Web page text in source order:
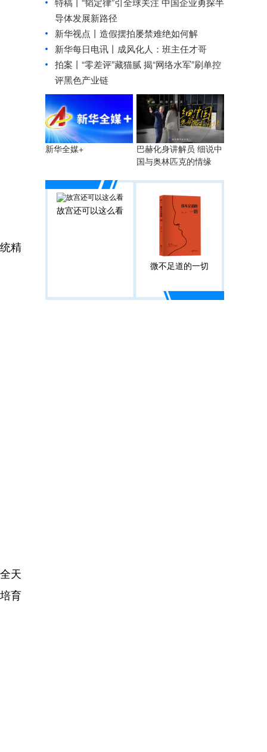
精
天
育
特稿丨“韬定律”引全球关注 中国企业勇探半
导体发展新路径
新华视点丨 造假摆拍屡禁难绝如何解
新华每日电讯丨
成风化人：班主任才哥
拍案丨“零差评”藏猫腻 揭“网络水军”刷单控
评黑色产业链
新华全媒+
巴赫化身讲解员 细说中
国与奥林匹克的情缘
故宫还可以这么看
微不足道的一切